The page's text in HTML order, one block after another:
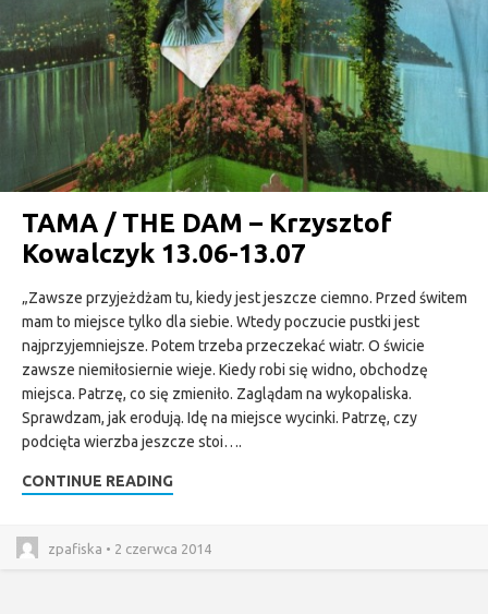
TAMA / THE DAM – Krzysztof
Kowalczyk 13.06-13.07
„Zawsze przyjeżdżam tu, kiedy jest jeszcze ciemno. Przed świtem
mam to miejsce tylko dla siebie. Wtedy poczucie pustki jest
najprzyjemniejsze. Potem trzeba przeczekać wiatr. O świcie
zawsze niemiłosiernie wieje. Kiedy robi się widno, obchodzę
miejsca. Patrzę, co się zmieniło. Zaglądam na wykopaliska.
Sprawdzam, jak erodują. Idę na miejsce wycinki. Patrzę, czy
podcięta wierzba jeszcze stoi….
CONTINUE READING
zpafiska • 2 czerwca 2014